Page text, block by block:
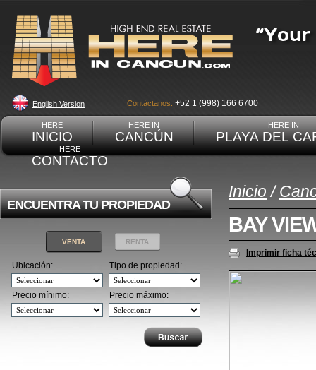
English Version Contáctanos: +52 1 (998) 166 6700
HERE
INICIO
HERE IN
CANCÚN
HERE IN
PLAYA DEL
HERE
CONTACTO
ENCUENTRA TU PROPIEDAD
VENTA RENTA
Ubicación:
Precio mínimo:
Tipo de propiedad:
Precio máximo:
Inicio /
BAY
Imprimir ficha